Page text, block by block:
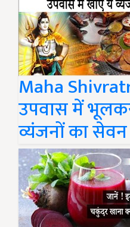
Maha
उपवास में
व्यंजनों का सेवन